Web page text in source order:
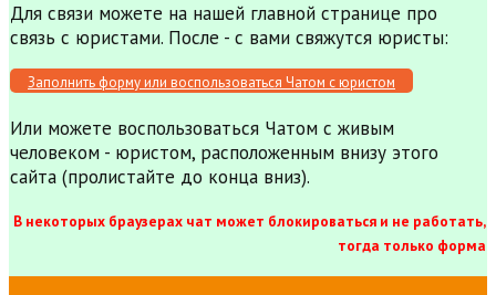
Для связи можете на нашей главной странице про
связь с юристами. После - с вами свяжутся юристы:
Заполнить форму или воспользоваться Чатом с юристом
Или можете воспользоваться Чатом с живым
человеком - юристом, расположенным внизу этого
сайта (пролистайте до конца вниз).
В некоторых браузерах чат может блокироваться и не работать,
тогда только форма